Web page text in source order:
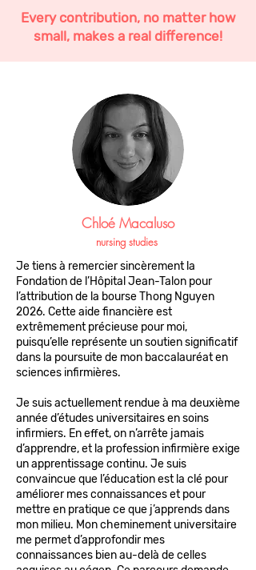
Every contribution, no matter how
small, makes a real difference!
Chloé Macaluso
nursing studies
Je tiens à remercier sincèrement la
Fondation de l’Hôpital Jean-Talon pour
l’attribution de la bourse Thong Nguyen
2026. Cette aide financière est
extrêmement précieuse pour moi,
puisqu’elle représente un soutien significatif
dans la poursuite de mon baccalauréat en
sciences infirmières.
Je suis actuellement rendue à ma deuxième
année d’études universitaires en soins
infirmiers. En effet, on n’arrête jamais
d’apprendre, et la profession infirmière exige
un apprentissage continu. Je suis
convaincue que l’éducation est la clé pour
améliorer mes connaissances et pour
mettre en pratique ce que j’apprends dans
mon milieu. Mon cheminement universitaire
me permet d’approfondir mes
connaissances bien au-delà de celles